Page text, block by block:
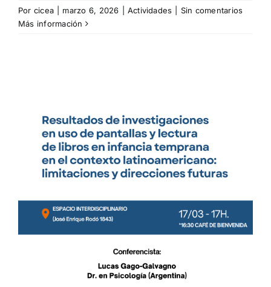
Por cicea marzo 6, 2026 Actividades
Sin comentarios
Más información